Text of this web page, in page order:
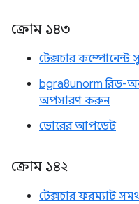
ক্রোম ১৪৩
টেক্সচার
bgra8unorm রিড-
অপসারণ করুন
ভোরের আপডেট
ক্রোম ১৪২
টেক্সচার ফরম্যাট